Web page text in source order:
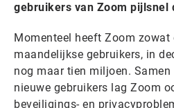
gebruikers van Zoom pijlsnel
Momenteel heeft Zoom
maandelijkse gebruikers, in
nog maar tien miljoen.
nieuwe gebruikers lag Zoom
beveiligings- en